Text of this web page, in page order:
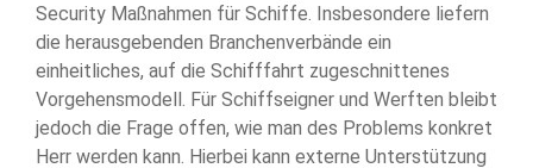
Security Maßnahmen für Schiffe. Insbesondere liefern
die herausgebenden Branchenverbände ein
einheitliches, auf die Schifffahrt zugeschnittenes
Vorgehensmodell. Für Schiffseigner und Werften bleibt
jedoch die Frage offen, wie man des Problems konkret
Herr werden kann. Hierbei kann externe Unterstützung